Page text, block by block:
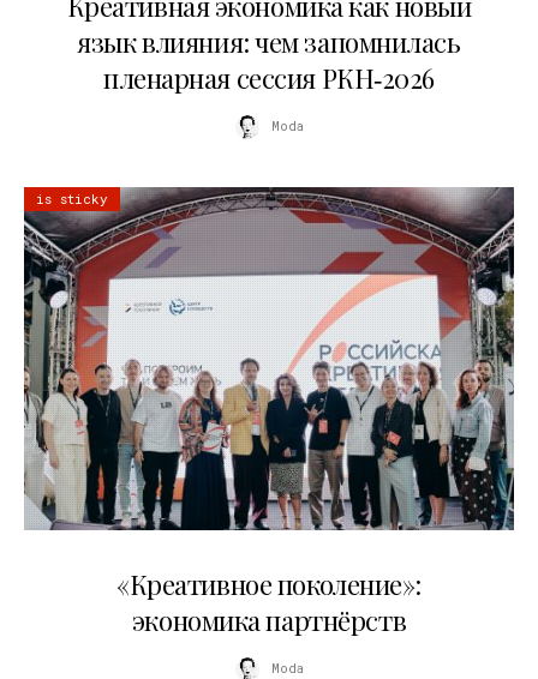
язык влияния: чем запомнилась
пленарная сессия РКН‑2026
Moda
is sticky
«Креативное поколение»:
экономика партнёрств
Moda